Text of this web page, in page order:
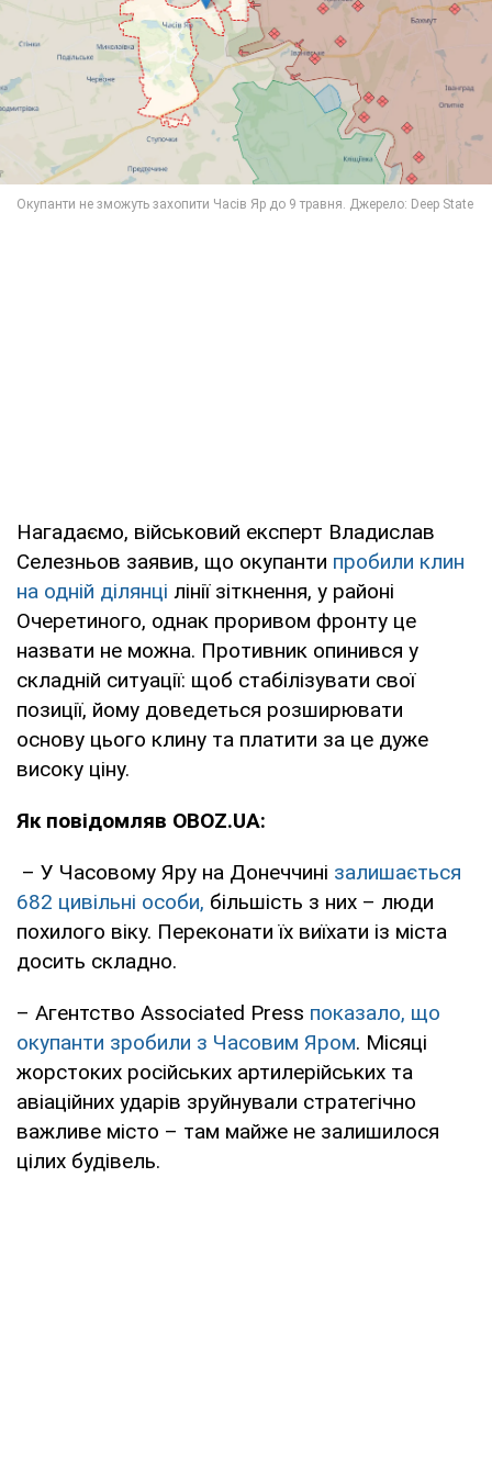
Нагадаємо, військовий експерт Владислав
Селезньов заявив, що окупанти пробили клин
на одній ділянці лінії зіткнення, у районі
Очеретиного, однак проривом фронту це
назвати не можна. Противник опинився у
складній ситуації: щоб стабілізувати свої
позиції, йому доведеться розширювати
основу цього клину та платити за це дуже
високу ціну.
Як повідомляв OBOZ.UA:
– У Часовому Яру на Донеччині залишається
682 цивільні особи, більшість з них – люди
похилого віку. Переконати їх виїхати із міста
досить складно.
– Агентство Associated Press показало, що
окупанти зробили з Часовим Яром. Місяці
жорстоких російських артилерійських та
авіаційних ударів зруйнували стратегічно
важливе місто – там майже не залишилося
цілих будівель.